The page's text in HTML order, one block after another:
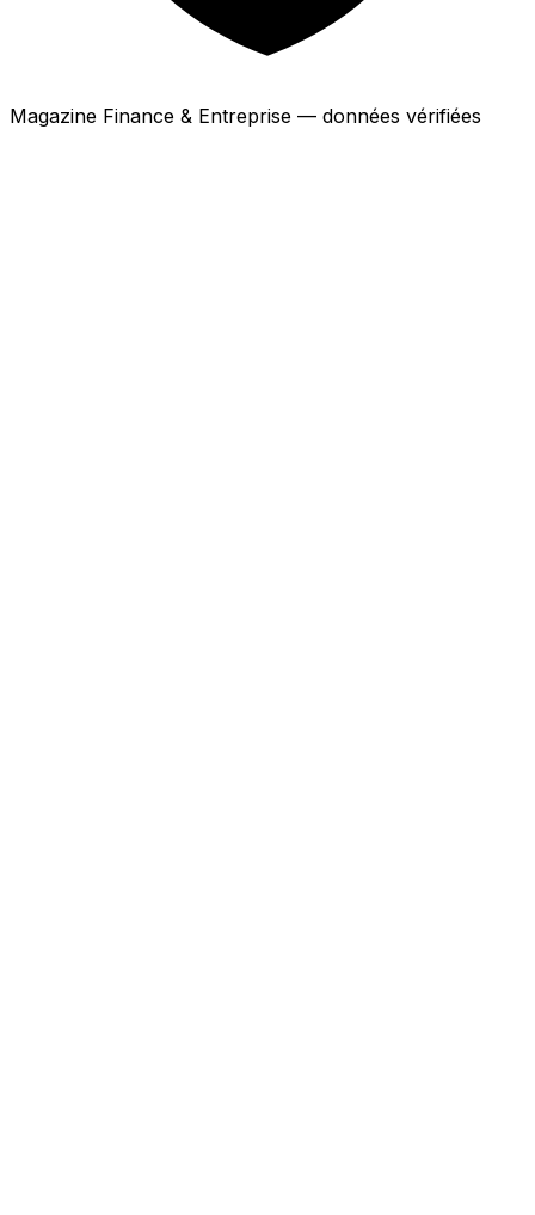
Magazine Finance & Entreprise — données vérifiées